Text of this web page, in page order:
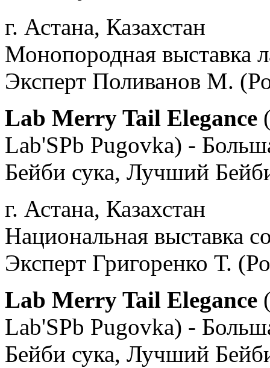
г. Астана, Казахстан
Монопородная выставка
Эксперт Поливанов М.
Lab Merry Tail Elegance
Lab'SPb Pugovka) -
Бейби сука, Лучший
г. Астана, Казахстан
Национальная выставка
Эксперт Григоренко Т.
Lab Merry Tail Elegance
Lab'SPb Pugovka) -
Бейби сука, Лучший